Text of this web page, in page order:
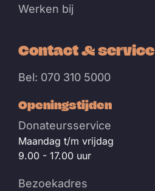
Werken bij
Contact & service
Bel: 070 310 5000
Openingstijden
Donateursservice
Maandag t/m vrijdag
9.00 - 17.00 uur
Bezoekadres